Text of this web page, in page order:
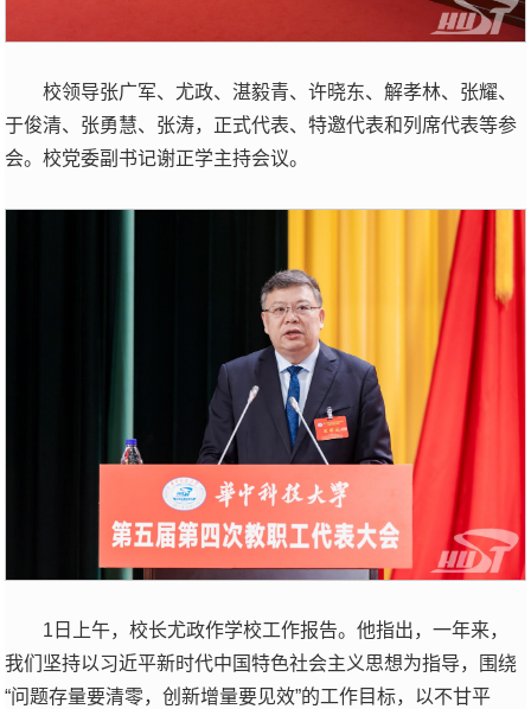
校领导张广军、尤政、湛毅青、许晓东、解孝林、张耀、
于俊清、张勇慧、张涛，正式代表、特邀代表和列席代表等参
会。校党委副书记谢正学主持会议。
1日上午，校长尤政作学校工作报告。他指出，一年来，
我们坚持以习近平新时代中国特色社会主义思想为指导，围绕
“问题存量要清零，创新增量要见效”的工作目标，以不甘平